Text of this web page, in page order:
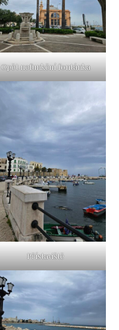
Opět nefunkční fontánka
Přístaviště